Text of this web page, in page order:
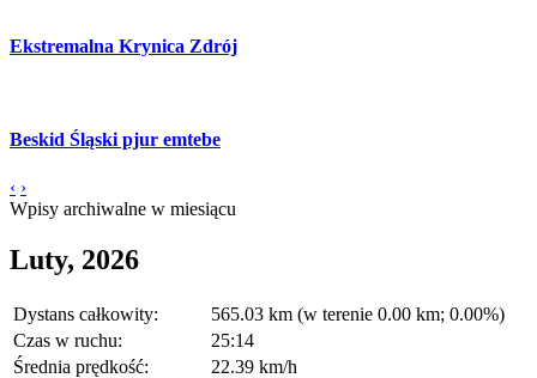
Ekstremalna Krynica Zdrój
Beskid Śląski pjur emtebe
‹ ›
Wpisy archiwalne w miesiącu
Luty, 2026
Dystans całkowity:
565.03 km (w terenie 0.00 km; 0.00%)
Czas w ruchu:
25:14
Średnia prędkość:
22.39 km/h